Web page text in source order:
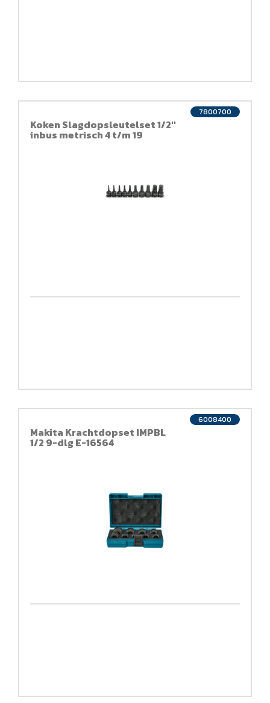
Koken Slagdopsleutelset 1/2''
inbus metrisch 4 t/m 19
7800700
Makita Krachtdopset IMPBL
1/2 9-dlg E-16564
6008400